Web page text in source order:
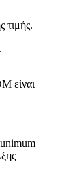
τιμής.
είναι